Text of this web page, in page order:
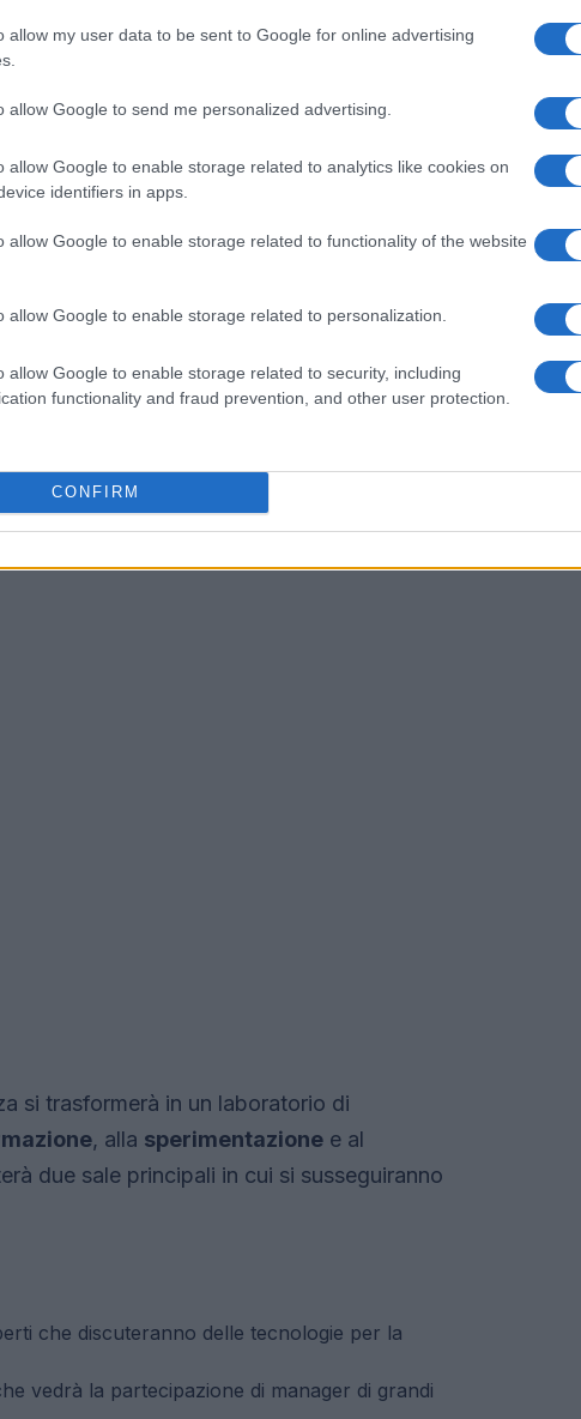
allow my user data to be sent to Google for online advertising
allow Google to send me personalized advertising.
allow Google to enable storage related to analytics like cookies on
identifiers in apps.
allow Google to enable storage related to functionality of the website
allow Google to enable storage related to personalization.
allow Google to enable storage related to security, including
functionality and fraud prevention, and other user protection.
CONFIRM
nel panorama competitivo delle
la sinergia tra aziende e startup è aumentata
attratto545 milioni di euroin
risultati incoraggianti, solo una ridotta
digitali in modo strategico.
sono molteplici. L’insufficienza della
adeguate e una cultura aziendale spesso
significativi per il progresso. Emanuele
sottolinea l’importanza di unire la visione
consolidate per generare nuovi modelli di
rendere questo incontro tra mondi diversi
si trasformerà in un laboratorio di
, alla sperimentazione e al
due sale principali in cui si susseguiranno
che discuteranno delle tecnologie per la
vedrà la partecipazione di manager di grandi